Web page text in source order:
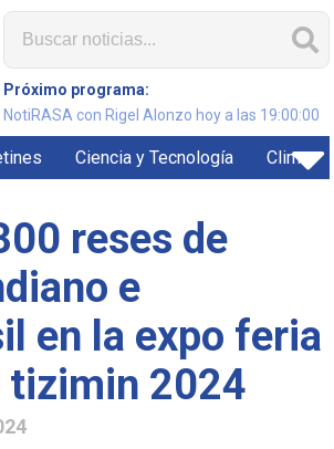
Próximo programa:
NotiRASA con Rigel Alonzo hoy a las 19:00:00
Ciencia y Tecnología Clima
reses de
e
en la expo feria
tizimin 2024